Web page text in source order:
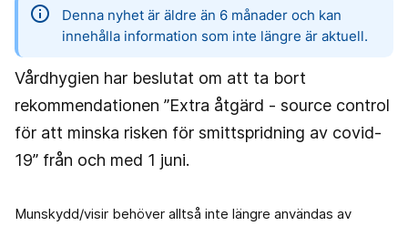
information
Denna nyhet är äldre än 6 månader och kan
innehålla information som inte längre är aktuell.
Vårdhygien har beslutat om att ta bort
rekommendationen ”Extra åtgärd - source control
för att minska risken för smittspridning av covid-
19” från och med 1 juni.
Munskydd/visir behöver alltså inte längre användas av